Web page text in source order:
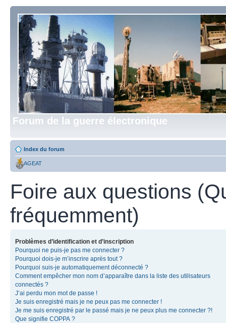
Forum de la guerre électronique
Index du forum
AGEAT
Foire aux questions
fréquemment)
Problèmes d’identification et d’inscription
Pourquoi ne puis-je pas me connecter ?
Pourquoi dois-je m’inscrire après tout ?
Pourquoi suis-je automatiquement déconnecté ?
Comment empêcher mon nom d’apparaître dans la liste des utilisateurs
connectés ?
J’ai perdu mon mot de passe !
Je suis enregistré mais je ne peux pas me connecter !
Je me suis enregistré par le passé mais je ne peux plus me connecter ?!
Que signifie COPPA ?